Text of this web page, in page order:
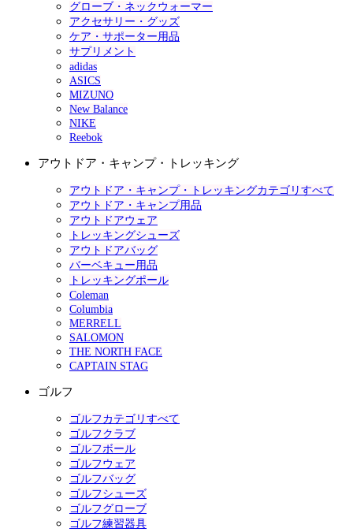
グローブ・ネックウォーマー
アクセサリー・グッズ
ケア・サポーター用品
サプリメント
adidas
ASICS
MIZUNO
New Balance
NIKE
Reebok
アウトドア・キャンプ・トレッキング
アウトドア・キャンプ・トレッキングカテゴリすべて
アウトドア・キャンプ用品
アウトドアウェア
トレッキングシューズ
アウトドアバッグ
バーベキュー用品
トレッキングポール
Coleman
Columbia
MERRELL
SALOMON
THE NORTH FACE
CAPTAIN STAG
ゴルフ
ゴルフカテゴリすべて
ゴルフクラブ
ゴルフボール
ゴルフウェア
ゴルフバッグ
ゴルフシューズ
ゴルフグローブ
ゴルフ練習器具